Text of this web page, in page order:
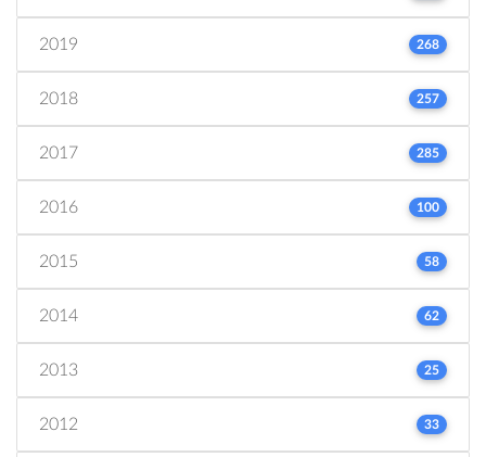
2019 268
2018 257
2017 285
2016 100
2015 58
2014 62
2013 25
2012 33